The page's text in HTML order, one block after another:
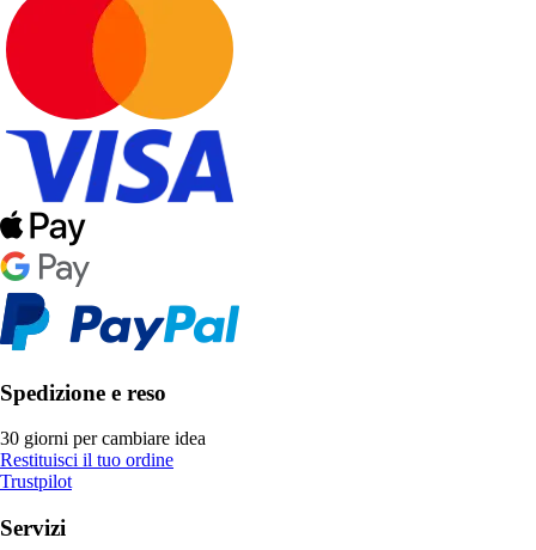
Spedizione e reso
30 giorni per cambiare idea
Restituisci il tuo ordine
Trustpilot
Servizi